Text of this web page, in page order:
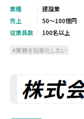
業種
建設業
売上
50～100憶円
従業員数
100名以上
業務を効率化したい